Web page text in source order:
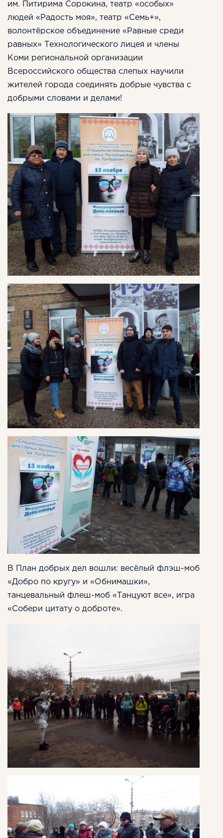
им. Питирима Сорокина, театр «особых»
людей «Радость моя», театр «Семь+»,
волонтёрское объединение «Равные среди
равных» Технологического лицея и члены
Коми региональной организации
Всероссийского общества слепых научили
жителей города соединять добрые чувства с
добрыми словами и делами!
В План добрых дел вошли: весёлый флэш-моб
«Добро по кругу» и «Обнимашки»,
танцевальный флеш-моб «Танцуют все», игра
«Собери цитату о доброте».